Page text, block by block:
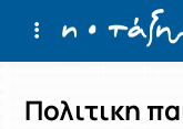
Μάθημα :
Κωδικός :
Πολιτικη